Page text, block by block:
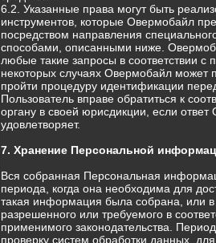
6.2. Указанные права могут быть
инструментов, которые Овермобайл
посредством направления
способами, описанными ниже.
любые такие запросы в соответствии
некоторых случаях Овермобайл может
пройти процедуру идентификации
Пользователь вправе обратиться к
органу в своей юрисдикции, если
удовлетворяет.
7. Хранение Персональной
Вся собранная Персональная
периода, когда она необходима для
такая информация была собрана, или в
разрешенного или требуемого в
применимого законодательства.
проверку систем обработки данных,